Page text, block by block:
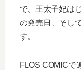
で、王太子妃は
の発売日、そし
す。
FLOS COMICで